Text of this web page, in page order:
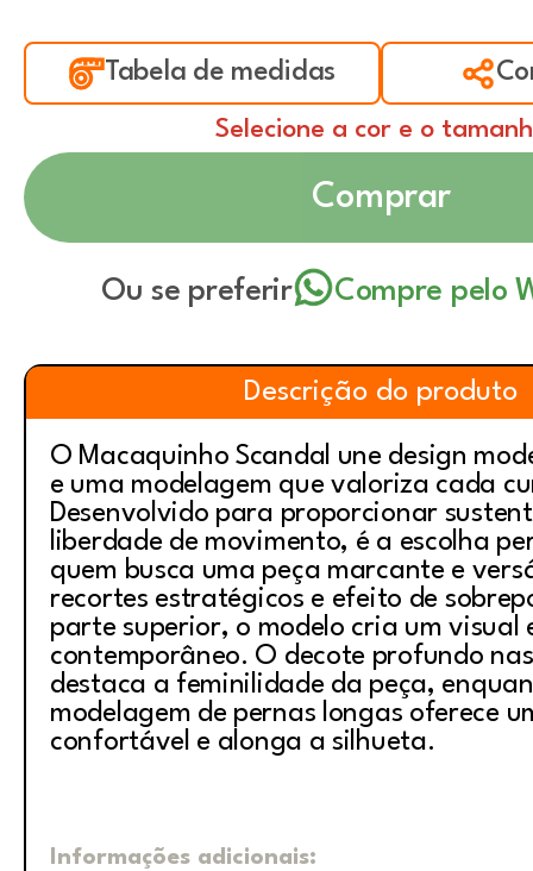
Tabela de medidas
Selecione a cor e o
Comprar
Ou se preferir Compre pelo
Descrição do produto
O Macaquinho Scandal une design
e uma modelagem que valoriza cada
Desenvolvido para proporcionar
liberdade de movimento, é a escolha
quem busca uma peça marcante e
recortes estratégicos e efeito de
parte superior, o modelo cria um visual
contemporâneo. O decote profundo
destaca a feminilidade da peça,
modelagem de pernas longas oferece
confortável e alonga a silhueta.
Informações adicionais: